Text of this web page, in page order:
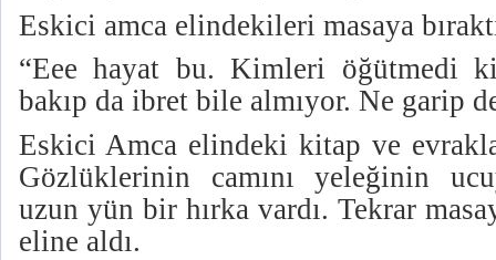
Eskici amca elindekileri masaya
“Eee hayat bu. Kimleri öğütmedi
bakıp da ibret bile almıyor. Ne garip
Eskici Amca elindeki kitap ve
Gözlüklerinin camını yeleğinin
uzun yün bir hırka vardı. Tekrar
eline aldı.